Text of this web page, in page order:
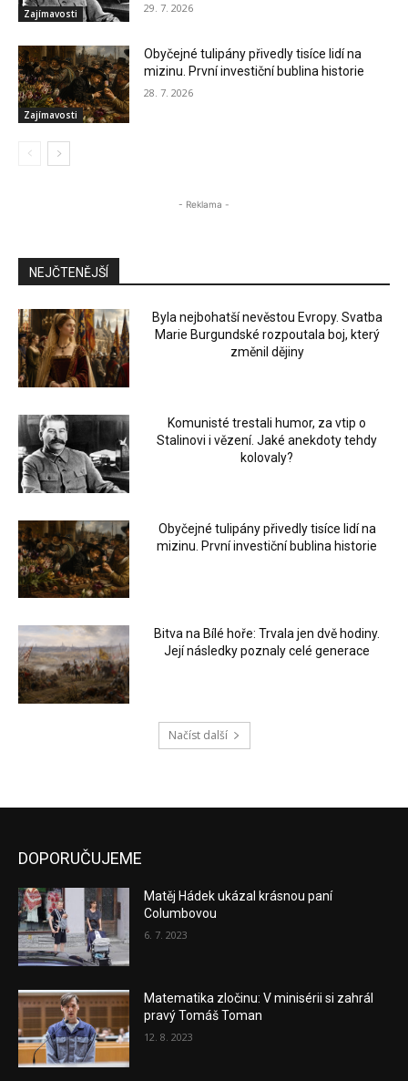
Zajímavosti 29. 7. 2026
Zajímavosti
Obyčejné tulipány přivedly tisíce lidí na
mizinu. První investiční bublina historie
28. 7. 2026
- Reklama -
NEJČTENĚJŠÍ
Byla nejbohatší nevěstou Evropy. Svatba
Marie Burgundské rozpoutala boj, který
změnil dějiny
Komunisté trestali humor, za vtip o
Stalinovi i vězení. Jaké anekdoty tehdy
kolovaly?
Obyčejné tulipány přivedly tisíce lidí na
mizinu. První investiční bublina historie
Bitva na Bílé hoře: Trvala jen dvě hodiny.
Její následky poznaly celé generace
Načíst další
DOPORUČUJEME
Matěj Hádek ukázal krásnou paní
Columbovou
6. 7. 2023
Matematika zločinu: V minisérii si zahrál
pravý Tomáš Toman
12. 8. 2023